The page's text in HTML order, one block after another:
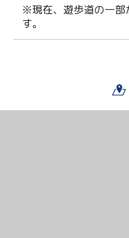
※現在、遊歩道の一部
す。